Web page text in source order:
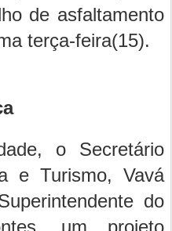
de asfaltamento
terça-feira(15).
o Secretário
e Turismo, Vavá
do
um projeto